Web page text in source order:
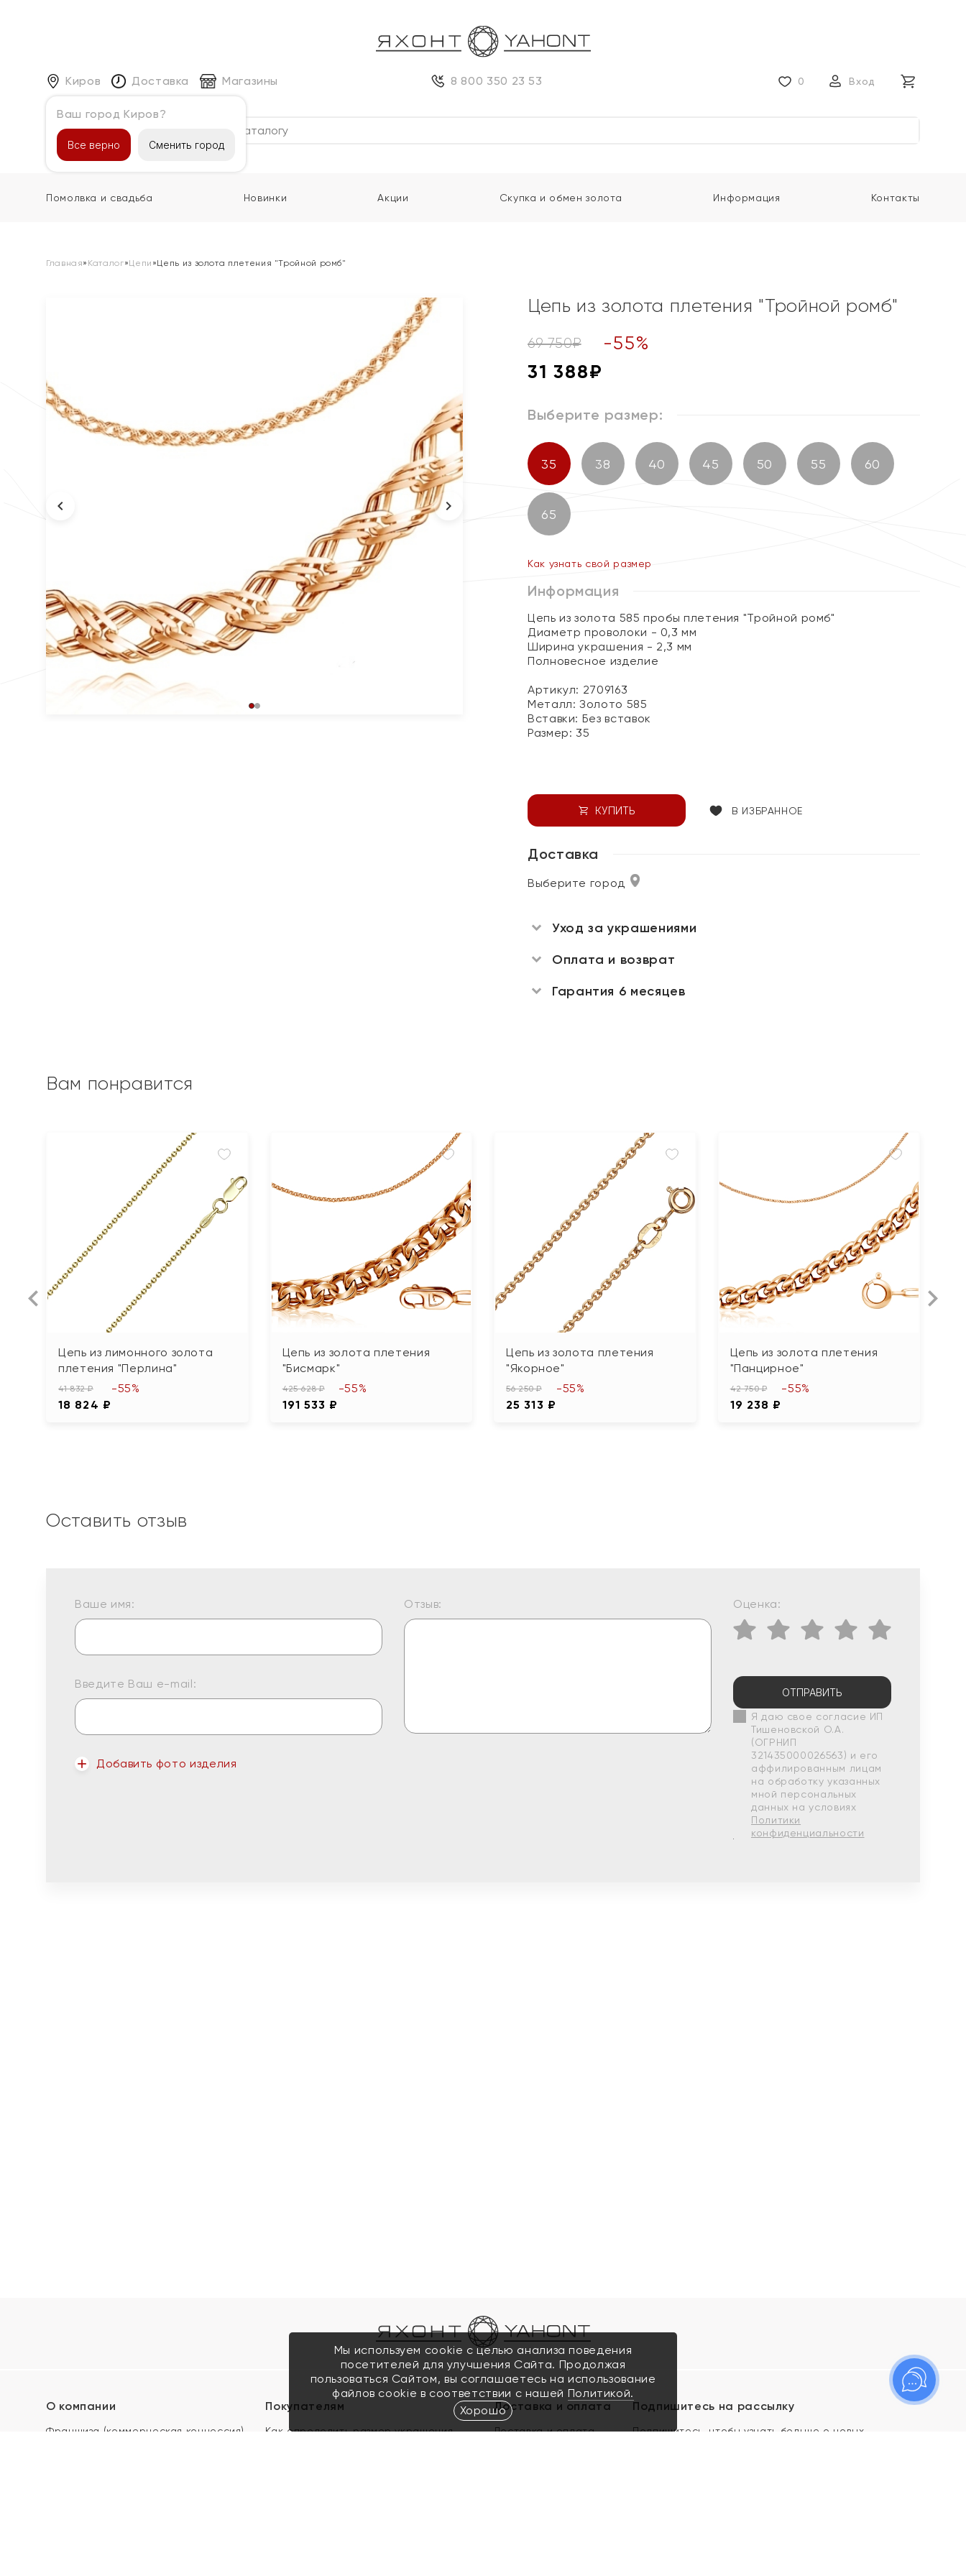
Киров
Ваш город Киров?
Все верно Сменить город
Доставка Магазины 8 800 350 23 53 0 Вход
Каталог
Помолвка и свадьба Новинки Акции Скупка и обмен золота Информация Контакты
Главная» Каталог»Цепи »Цепь из золота плетения "Тройной ромб"
Цепь из золота плетения "Тройной ромб"
69 750₽ -55%
31 388₽
Выберите размер:
35 38 40 45 50 55 60
65
Как узнать свой размер
Информация
Цепь из золота 585 пробы плетения "Тройной ромб"
Диаметр проволоки - 0,3 мм
Ширина украшения - 2,3 мм
Полновесное изделие
Артикул: 2709163
Металл:Золото 585
Вставки: Без вставок
Размер: 35
КУПИТЬ В ИЗБРАННОЕ
Доставка
Выберите город
Уход за украшениями
Оплата и возврат
Гарантия 6 месяцев
Вам понравится
Цепь из лимонного золота
плетения "Перлина"
41 832 ₽
18 824 ₽
-55%
Цепь из золота плетения
"Бисмарк"
425 628 ₽
191 533 ₽
-55%
Цепь из золота плетения
"Якорное"
56 250 ₽
25 313 ₽
-55%
Цепь из золота плетения
"Панцирное"
42 750 ₽
19 238 ₽
-55%
Оставить отзыв
Ваше имя:
Введите Ваш e-mail:
Добавить фото изделия
Отзыв: Оценка:
ОТПРАВИТЬ
Я даю свое согласие ИП
Тишеновской О.А.
(ОГРНИП
321435000026563) и его
аффилированным лицам
на обработку указанных
мной персональных
данных на условиях
Политики
конфиденциальности
О компании
Франшиза (коммерческая концессия)
Покупателям
Как определить размер украшения
Доставка и оплата
Доставка и оплата
Подпишитесь на рассылку
Подпишитесь, чтобы узнать больше о новых
Мы используем cookie с целью анализа поведения
посетителей для улучшения Сайта. Продолжая
пользоваться Сайтом, вы соглашаетесь на использование
файлов cookie в соответствии с нашей Политикой.
Хорошо